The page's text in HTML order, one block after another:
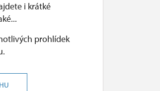
i krátké
prohlídek